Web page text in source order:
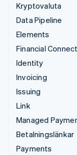
Kryptovaluta
Data Pipeline
Elements
Financial
Identity
Invoicing
Issuing
Link
Managed
Betalningslänkar
Payments